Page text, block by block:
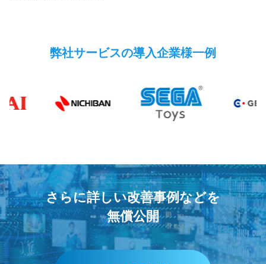
弊社サービスの導入企業様一例
さらに詳しい改善事例などを
無償公開